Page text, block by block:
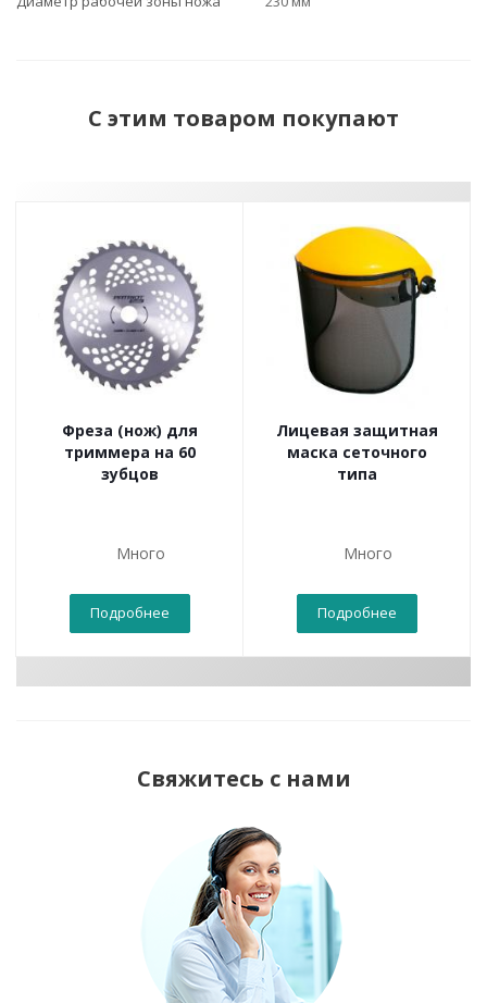
С этим товаром покупают
Фреза (нож) для
триммера на 60
зубцов
Много
Подробнее
Лицевая защитная
маска сеточного
типа
Много
Подробнее
Свяжитесь с нами